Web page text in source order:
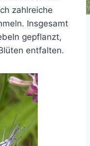
zahlreiche
Insgesamt
gepflanzt,
entfalten.